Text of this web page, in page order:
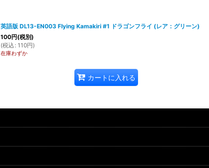
英語版 DL13-EN003 Flying Kamakiri #1 ドラゴンフライ (レア：グリーン)
100円(税別)
(税込 : 110円)
在庫わずか
カートに入れる